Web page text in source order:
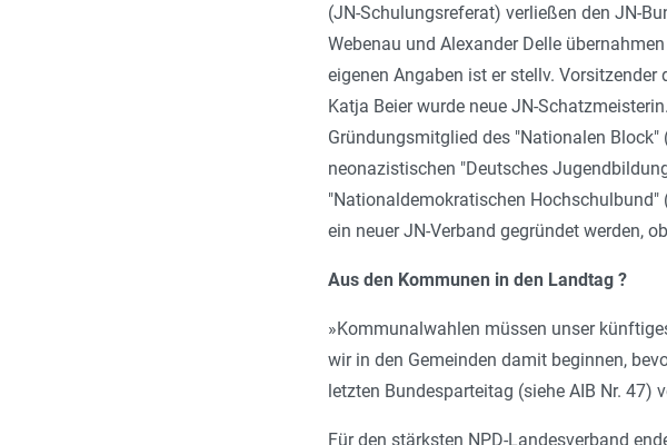
(JN-Schulungsreferat) verließen den JN-
Webenau und Alexander Delle
eigenen Angaben ist er stellv.
Katja Beier wurde neue JN-
Gründungsmitglied des "Nationalen
neonazistischen "Deutsches
"Nationaldemokratischen Hochschulbund"
ein neuer JN-Verband gegründet werden,
Aus den Kommunen in den Landtag ?
»Kommunalwahlen müssen unser
wir in den Gemeinden damit beginnen,
letzten Bundesparteitag (siehe AIB Nr. 47)
Für den stärksten NPD-Landesverband